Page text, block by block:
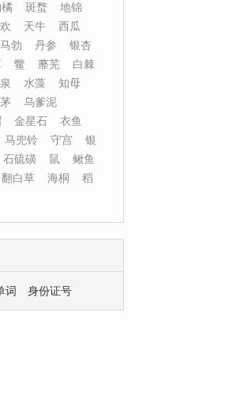
斑蝥
地锦
天牛
西瓜
马勃 丹参
银杏
鳖 蘼芜
白棘
水藻
知母
乌爹泥
金星石
衣鱼
马兜铃 守宫
银
石硫磺 鼠
鳅鱼
翻白草 海桐
稻
词 身份证号